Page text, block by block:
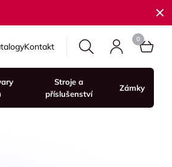
Kontakt
Stroje a
příslušenství
Zámky